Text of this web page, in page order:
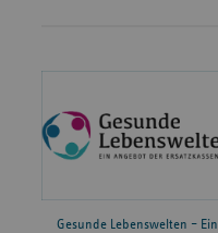
Gesunde Lebenswelten – Ein